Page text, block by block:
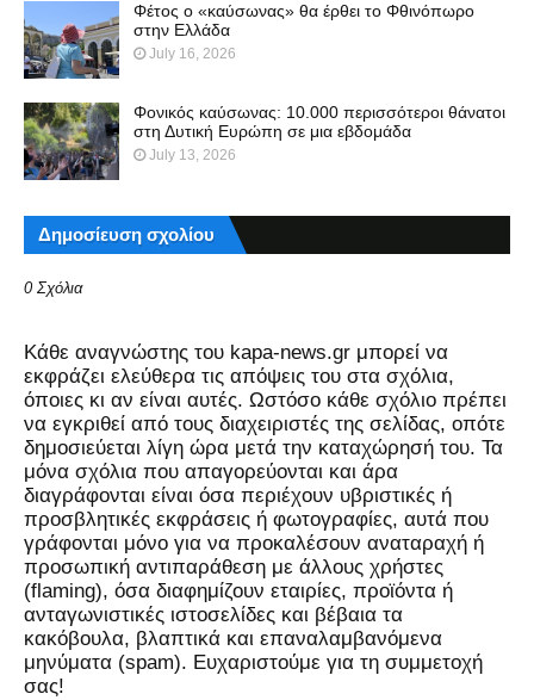
Φέτος ο «καύσωνας» θα έρθει το Φθινόπωρο
στην Ελλάδα
July 16, 2026
Φονικός καύσωνας: 10.000 περισσότεροι θάνατοι
στη Δυτική Ευρώπη σε μια εβδομάδα
July 13, 2026
Δημοσίευση σχολίου
0 Σχόλια
Kάθε αναγνώστης του kapa-news.gr μπορεί να
εκφράζει ελεύθερα τις απόψεις του στα σχόλια,
όποιες κι αν είναι αυτές. Ωστόσο κάθε σχόλιο πρέπει
να εγκριθεί από τους διαχειριστές της σελίδας, οπότε
δημοσιεύεται λίγη ώρα μετά την καταχώρησή του. Τα
μόνα σχόλια που απαγορεύονται και άρα
διαγράφονται είναι όσα περιέχουν υβριστικές ή
προσβλητικές εκφράσεις ή φωτογραφίες, αυτά που
γράφονται μόνο για να προκαλέσουν αναταραχή ή
προσωπική αντιπαράθεση με άλλους χρήστες
(flaming), όσα διαφημίζουν εταιρίες, προϊόντα ή
ανταγωνιστικές ιστοσελίδες και βέβαια τα
κακόβουλα, βλαπτικά και επαναλαμβανόμενα
μηνύματα (spam). Ευχαριστούμε για τη συμμετοχή
σας!